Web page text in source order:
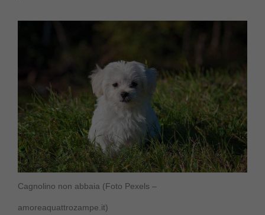
Cagnolino non abbaia (Foto Pexels –
amoreaquattrozampe.it)